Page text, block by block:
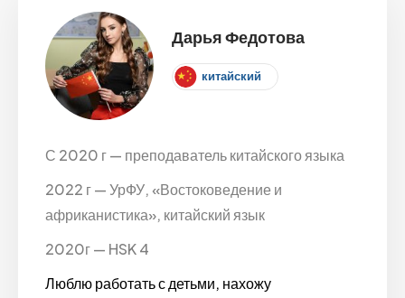
Дарья Федотова
китайский
С 2020 г — преподаватель китайского языка
2022 г — УрФУ, «Востоковедение и
африканистика», китайский язык
2020г — HSK 4
Люблю работать с детьми, нахожу